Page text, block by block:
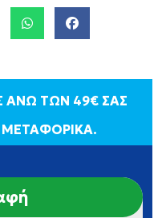
ΑΝΩ ΤΩΝ 49€ ΣΑΣ